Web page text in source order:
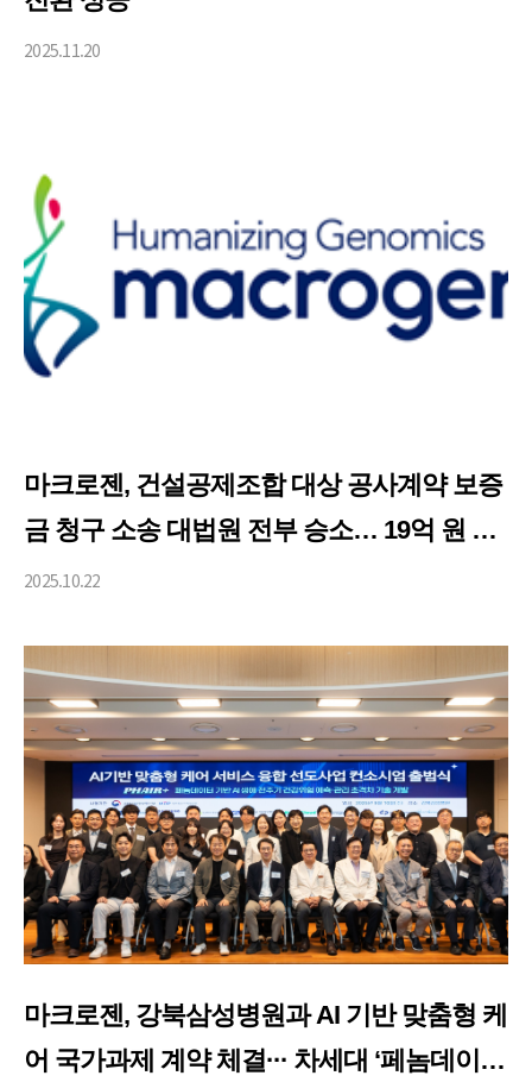
2025.11.20
마크로젠, 건설공제조합 대상 공사계약 보증
금 청구 소송 대법원 전부 승소… 19억 원 전
액 회수
2025.10.22
마크로젠, 강북삼성병원과 AI 기반 맞춤형 케
어 국가과제 계약 체결··· 차세대 ‘페놈데이터